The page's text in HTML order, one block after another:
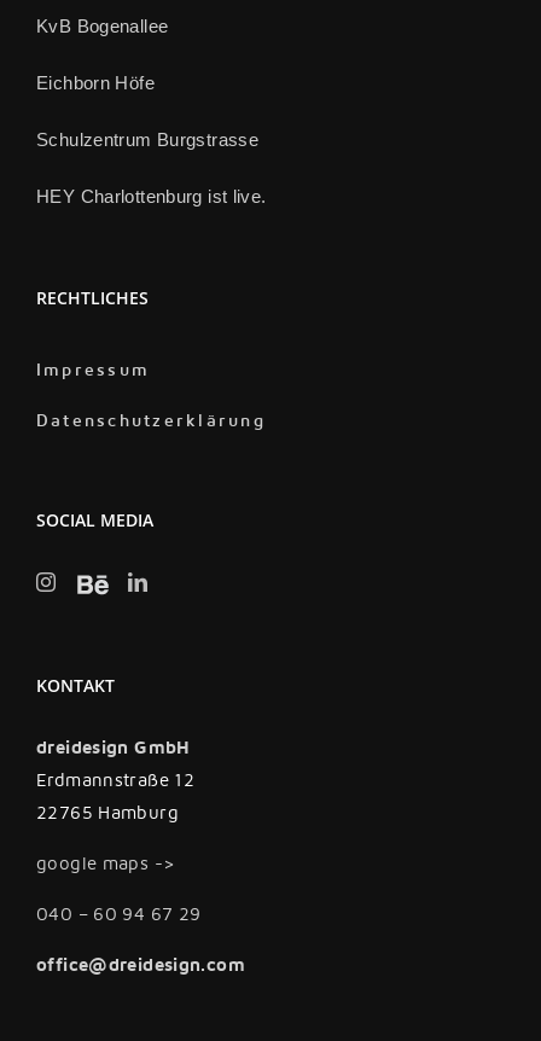
KvB Bogenallee
Eichborn Höfe
Schulzentrum Burgstrasse
HEY Charlottenburg ist live.
RECHTLICHES
Impressum
Datenschutzerklärung
SOCIAL MEDIA
KONTAKT
dreidesign GmbH
Erdmannstraße 12
22765 Hamburg
google maps ->
040 – 60 94 67 29
office@dreidesign.com